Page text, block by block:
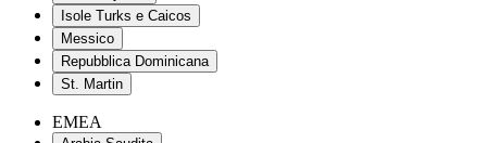
Isole Turks e Caicos
Messico
Repubblica Dominicana
St. Martin
EMEA